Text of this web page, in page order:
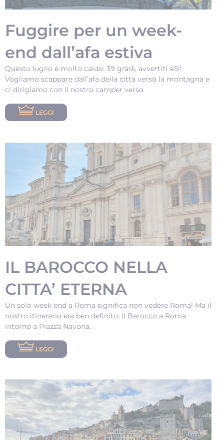
Fuggire per un week-
end dall’afa estiva
Questo luglio è molto caldo: 39 gradi, avvertiti 45!!
Vogliamo scappare dall’afa della città verso la montagna e
ci dirigiamo con il nostro camper verso
LEGGI
IL BAROCCO NELLA
CITTA’ ETERNA
Un solo week end a Roma significa non vedere Roma! Ma il
nostro itinerario era ben definito: Il Barocco a Roma
intorno a Piazza Navona.
LEGGI